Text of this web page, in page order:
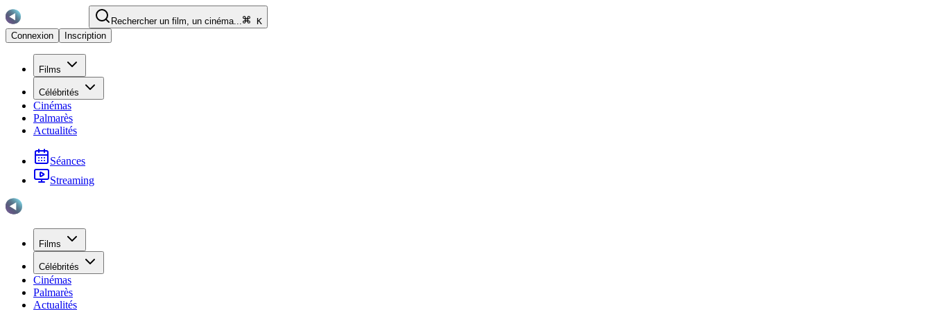
Rechercher un film, un cinéma...
K
Connexion
Inscription
Films
Célébrités
Cinémas
Palmarès
Actualités
Séances
Streaming
Films
Célébrités
Cinémas
Palmarès
Actualités